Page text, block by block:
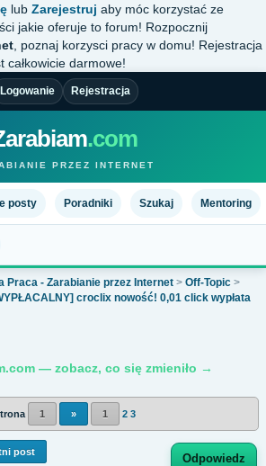
lub Zarejestruj aby móc korzystać ze
jakie oferuje to forum! Rozpocznij
, poznaj korzysci pracy w domu! Rejestracja
całkowicie darmowe!
Logowanie Rejestracja
.com
PRZEZ INTERNET
posty Poradniki Szukaj Mentoring
Praca - Zarabianie przez Internet > Off-Topic >
croclix nowość! 0,01 click wypłata
— zobacz, co się zmieniło →
1 » 1 2 3
post Odpowiedz